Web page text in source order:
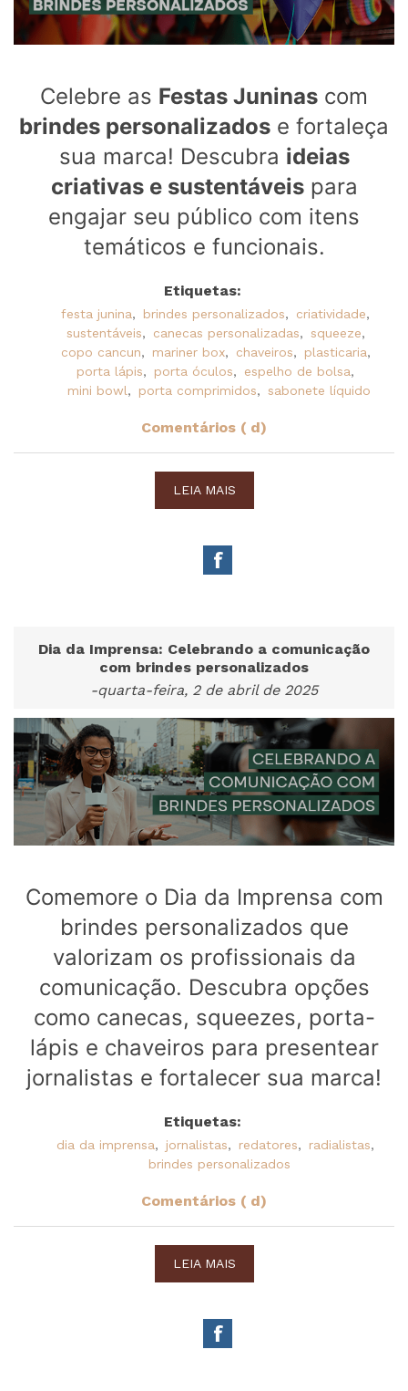
Celebre as Festas Juninas com
brindes personalizados e fortaleça
sua marca! Descubra ideias
criativas e sustentáveispara
engajar seu público com itens
temáticos e funcionais.
Etiquetas:
festa junina, brindes personalizados, criatividade,
sustentáveis, canecas personalizadas, squeeze,
copo cancun, mariner box, chaveiros, plasticaria,
porta lápis, porta óculos, espelho de bolsa,
mini bowl, porta comprimidos, sabonete líquido
Comentários ( d)
LEIA MAIS
Dia da Imprensa: Celebrando a comunicação
com brindes personalizados
-quarta-feira, 2 de abril de 2025
Comemore o Dia da Imprensa com
brindes personalizados que
valorizam os profissionais da
comunicação. Descubra opções
como canecas, squeezes, porta-
lápis e chaveiros para presentear
jornalistas e fortalecer sua marca!
Etiquetas:
dia da imprensa, jornalistas, redatores, radialistas,
brindes personalizados
Comentários ( d)
LEIA MAIS